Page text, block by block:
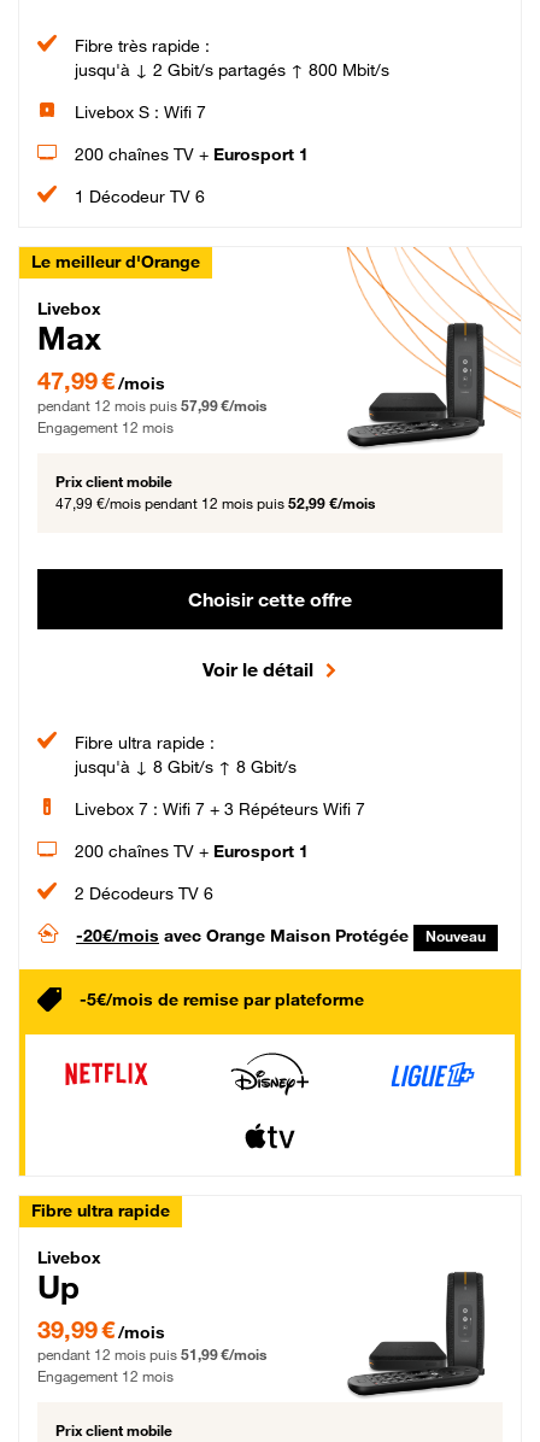
Fibre très rapide :
jusqu'à ↓ 2 Gbit/s partagés ↑ 800 Mbit/s
Livebox S : Wifi 7
200 chaînes TV + Eurosport 1
1 Décodeur TV 6
Le meilleur d'Orange
Livebox Max Fibre
Livebox
Max
47,99 € par mois pendant 12 mois puis 57,99 € par mois, Engagement 12 mois
47,99 €/mois
pendant 12 mois puis 57,99 €/mois
Engagement 12 mois
Prix client mobile
47,99 €/mois pendant 12 mois puis 52,99 €/mois
Choisir cette offre
Voir le détail
Fibre ultra rapide :
jusqu'à ↓ 8 Gbit/s ↑ 8 Gbit/s
Livebox 7 : Wifi 7 + 3 Répéteurs Wifi 7
200 chaînes TV + Eurosport 1
2 Décodeurs TV 6
-20€/mois avec Orange Maison Protégée Nouveau
-5€/mois de remise par plateforme
Fibre ultra rapide
Livebox Up Fibre
Livebox
Up
39,99 € par mois pendant 12 mois puis 51,99 € par mois, Engagement 12 mois
39,99 €/mois
pendant 12 mois puis 51,99 €/mois
Engagement 12 mois
Prix client mobile